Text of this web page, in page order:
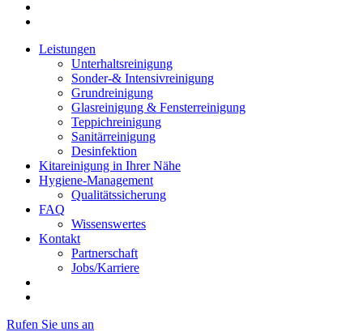
Leistungen
Unterhaltsreinigung
Sonder-& Intensivreinigung
Grundreinigung
Glasreinigung & Fensterreinigung
Teppichreinigung
Sanitärreinigung
Desinfektion
Kitareinigung in Ihrer Nähe
Hygiene-Management
Qualitätssicherung
FAQ
Wissenswertes
Kontakt
Partnerschaft
Jobs/Karriere
Rufen Sie uns an